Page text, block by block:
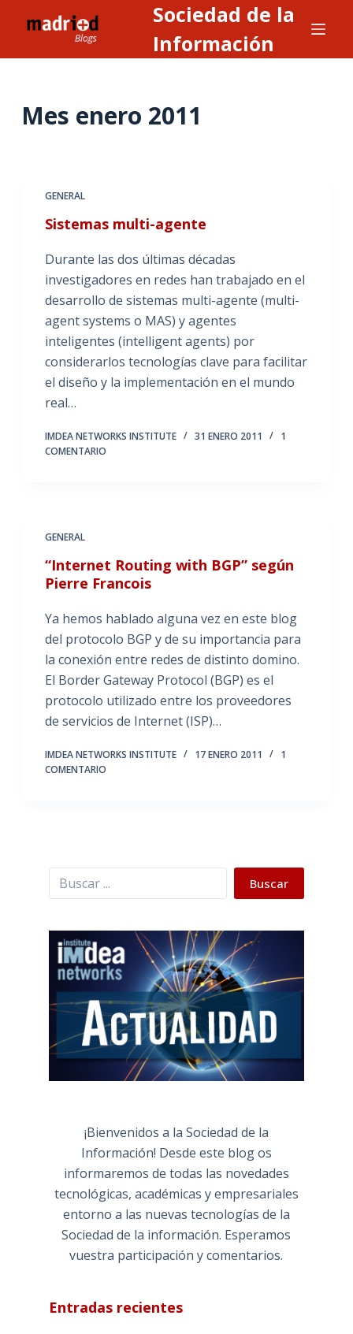
l
Sociedad de la
Información
Mes enero 2011
GENERAL
Sistemas multi-agente
Durante las dos últimas décadas
investigadores en redes han trabajado en el
desarrollo de sistemas multi-agente (multi-
agent systems o MAS) y agentes
inteligentes (intelligent agents) por
considerarlos tecnologías clave para facilitar
el diseño y la implementación en el mundo
real…
IMDEA NETWORKS INSTITUTE 31 ENERO 2011
1
COMENTARIO
GENERAL
“Internet Routing with BGP” según
Pierre Francois
Ya hemos hablado alguna vez en este blog
del protocolo BGP y de su importancia para
la conexión entre redes de distinto domino.
El Border Gateway Protocol (BGP) es el
protocolo utilizado entre los proveedores
de servicios de Internet (ISP)…
IMDEA NETWORKS INSTITUTE 17 ENERO 2011
1
COMENTARIO
Buscar Buscar
¡Bienvenidos a la Sociedad de la
Información! Desde este blog os
informaremos de todas las novedades
tecnológicas, académicas y empresariales
entorno a las nuevas tecnologías de la
Sociedad de la información. Esperamos
vuestra participación y comentarios.
Entradas recientes